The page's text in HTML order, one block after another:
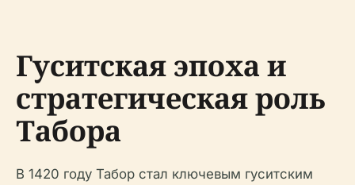
Гуситская эпоха и
стратегическая роль
Табора
В 1420 году Табор стал ключевым гуситским